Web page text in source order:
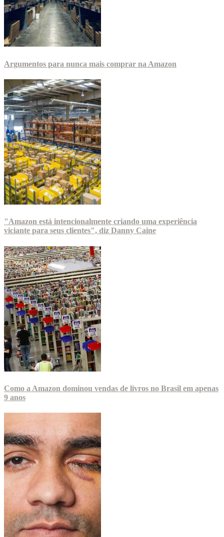
Argumentos para nunca mais comprar na Amazon
"Amazon está intencionalmente criando uma experiência
viciante para seus clientes", diz Danny Caine
Como a Amazon dominou vendas de livros no Brasil em apenas
9 anos